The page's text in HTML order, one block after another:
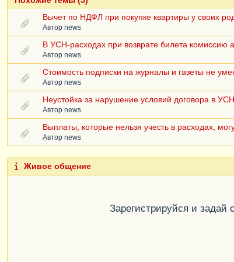
Вычет по НДФЛ при покупке квартиры у своих
Автор news
В УСН-расходах при возврате билета комиссию
Автор news
Стоимость подписки на журналы и газеты не
Автор news
Неустойка за нарушение условий договора в
Автор news
Выплаты, которые нельзя учесть в расходах,
Автор news
Живое общение
Зарегистрируйся и задай